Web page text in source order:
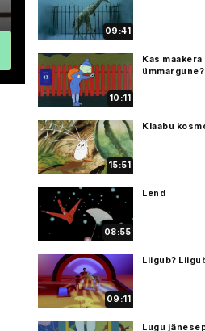
09:41
10:11
Kas maakera
ümmargune?
15:51
Klaabu
08:55
Lend
09:11
Liigub?
Lugu